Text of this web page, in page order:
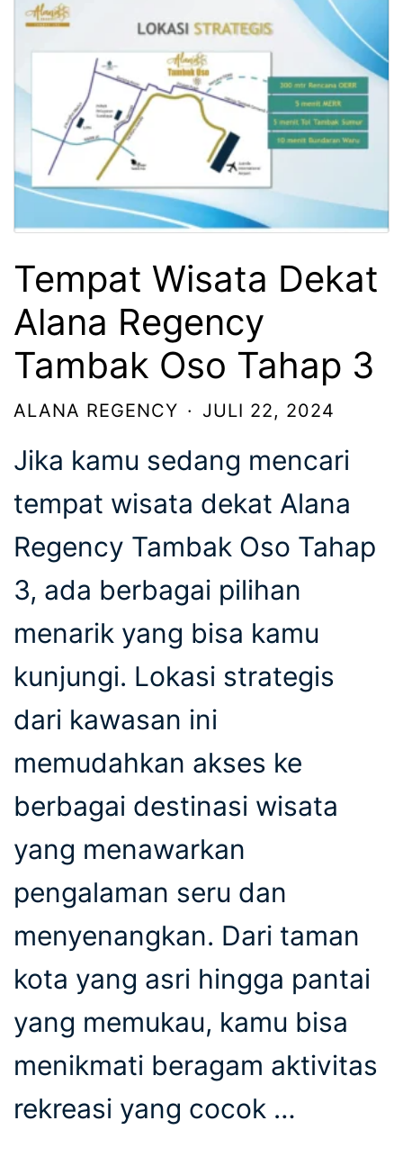
Tempat Wisata Dekat
Alana Regency
Tambak Oso Tahap 3
ALANA REGENCY · JULI 22, 2024
Jika kamu sedang mencari
tempat wisata dekat Alana
Regency Tambak Oso Tahap
3, ada berbagai pilihan
menarik yang bisa kamu
kunjungi. Lokasi strategis
dari kawasan ini
memudahkan akses ke
berbagai destinasi wisata
yang menawarkan
pengalaman seru dan
menyenangkan. Dari taman
kota yang asri hingga pantai
yang memukau, kamu bisa
menikmati beragam aktivitas
rekreasi yang cocok …